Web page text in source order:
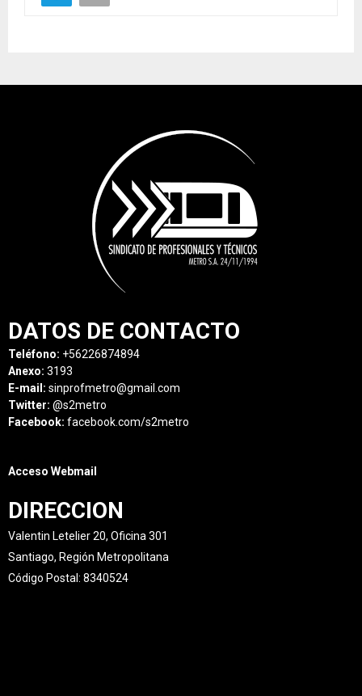
DATOS DE CONTACTO
Teléfono: +56226874894
Anexo: 3193
E-mail: sinprofmetro@gmail.com
Twitter: @s2metro
Facebook: facebook.com/s2metro
Acceso Webmail
DIRECCION
Valentin Letelier 20, Oficina 301
Santiago, Región Metropolitana
Código Postal: 8340524